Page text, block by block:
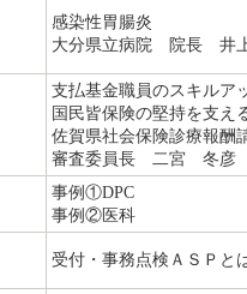
感染性胃腸炎
大分県立病院 院長 井
支払基金職員のスキルア
国民皆保険の堅持を支え
佐賀県社会保険診療報酬
審査委員長 二宮 冬彦
事例①DPC
事例②医科
受付・事務点検ＡＳＰと